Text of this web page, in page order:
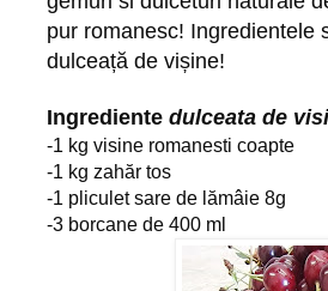
pur romanesc! Ingredientele
dulceață de vișine!
Ingrediente dulceata de
-1 kg visine romanesti coapte
-1 kg zahăr tos
-1 pliculet sare de lămâie 8g
-3 borcane de 400 ml